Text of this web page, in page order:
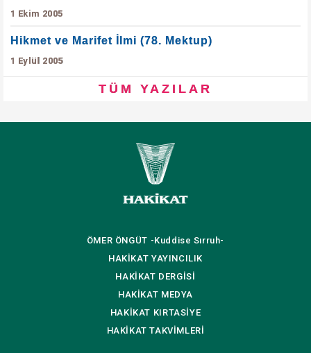
1 Ekim 2005
Hikmet ve Marifet İlmi (78. Mektup)
1 Eylül 2005
TÜM YAZILAR
ÖMER ÖNGÜT -Kuddise Sırruh-
HAKİKAT YAYINCILIK
HAKİKAT DERGİSİ
HAKİKAT MEDYA
HAKİKAT KIRTASİYE
HAKİKATTAKVİMLERİ